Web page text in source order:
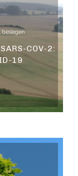
besiegen
COV-2:
19